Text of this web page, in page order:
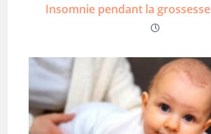
Insomnie pendant la